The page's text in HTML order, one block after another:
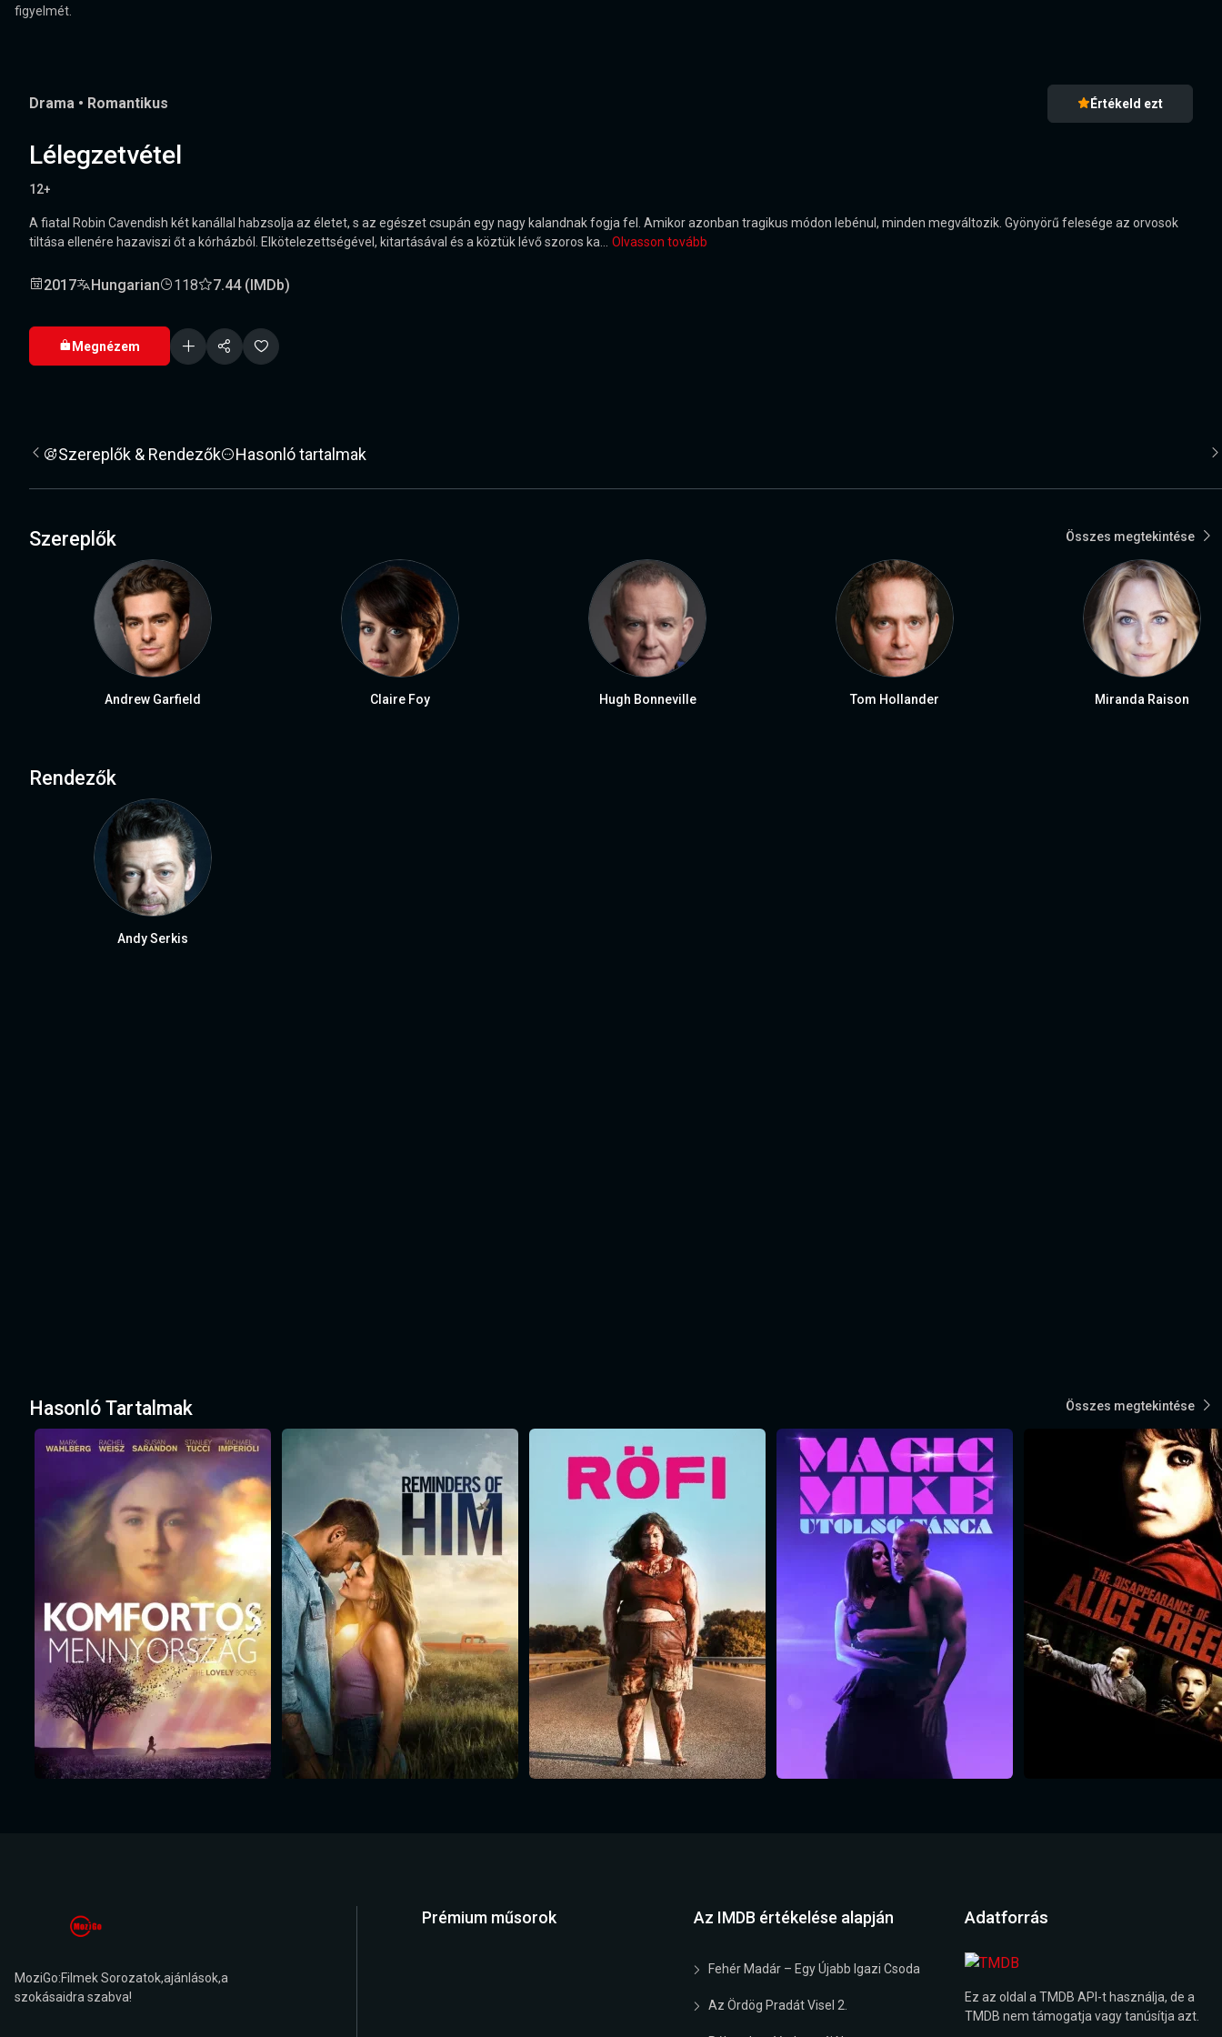
figyelmét.
Drama • Romantikus Értékeld ezt
Lélegzetvétel
12+
A fiatal Robin Cavendish két kanállal habzsolja az életet, s az egészet csupán egy nagy kalandnak fogja fel. Amikor azonban tragikus módon lebénul, minden megváltozik. Gyönyörű felesége az orvosok
tiltása ellenére hazaviszi őt a kórházból. Elkötelezettségével, kitartásával és a köztük lévő szoros ka... Olvasson tovább
2017 Hungarian 118 7.44 (IMDb)
Megnézem
Szereplők & Rendezők Hasonló tartalmak
Szereplők Összes megtekintése
Andrew Garfield Claire Foy Hugh Bonneville Tom Hollander Miranda Raison
Rendezők
Andy Serkis
Hasonló Tartalmak Összes megtekintése
MoziGo:Filmek Sorozatok,ajánlások,a
szokásaidra szabva!
Prémium műsorok Az IMDB értékelése alapján
Fehér Madár – Egy Újabb Igazi Csoda
Az Ördög Pradát Visel 2.
Adatforrás
Ez az oldal a TMDB API-t használja, de a
TMDB nem támogatja vagy tanúsítja azt.